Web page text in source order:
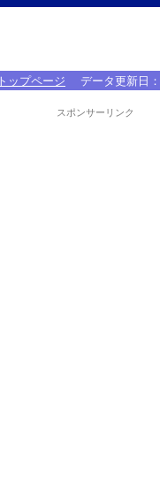
トップページ データ更新日：
スポンサーリンク